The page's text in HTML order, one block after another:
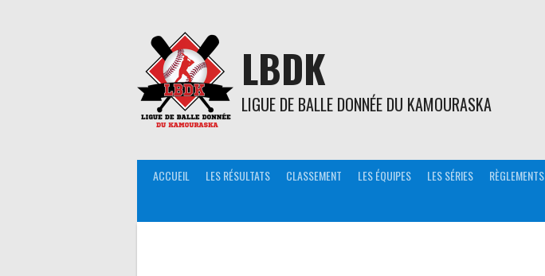
LBDK
LIGUE DE BALLE DONNÉE DU KAMOURASKA
ACCUEIL LES RÉSULTATS CLASSEMENT LES ÉQUIPES LES SÉRIES RÈGLEMENTS